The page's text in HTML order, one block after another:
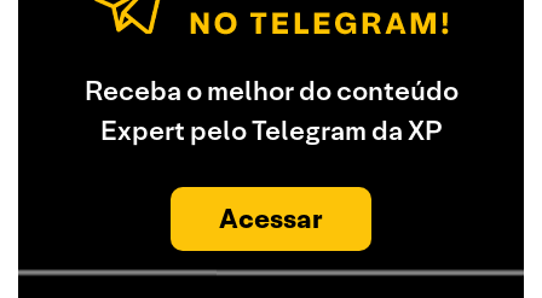
Receba o melhor do conteúdo
Expert pelo Telegram da XP
Acessar